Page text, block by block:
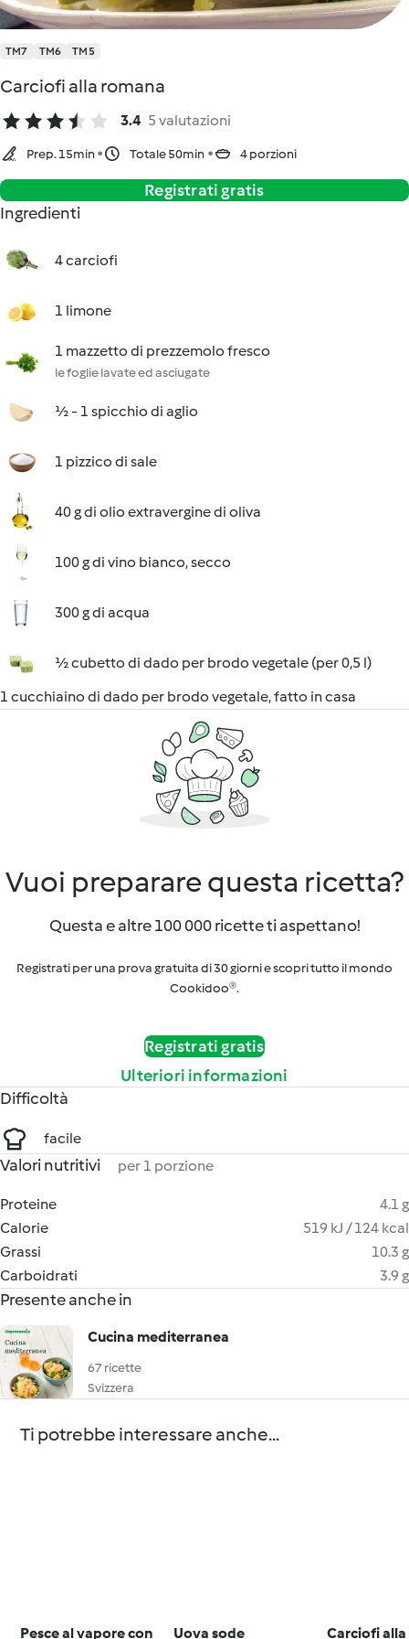
TM7 TM6 TM5
Carciofi alla romana
3.4 5 valutazioni
Prep. 15min Totale 50min 4 porzioni
Registrati gratis
Ingredienti
4 carciofi
1 limone
1 mazzetto di prezzemolo fresco
le foglie lavate ed asciugate
½ - 1 spicchio di aglio
1 pizzico di sale
40 g di olio extravergine di oliva
100 g di vino bianco, secco
300 g di acqua
½ cubetto di dado per brodo vegetale (per 0,5 l)
1 cucchiaino di dado per brodo vegetale, fatto in casa
Vuoi preparare questa ricetta?
Questa e altre 100 000 ricette ti aspettano!
Registrati per una prova gratuita di 30 giorni e scopri tutto il mondo
Cookidoo®.
Registrati gratis
Ulteriori informazioni
Difficoltà
facile
Valori nutritivi per 1 porzione
Proteine
4.1 g
Calorie
519 kJ / 124 kcal
Grassi
10.3 g
Carboidrati
3.9 g
Presente anche in
Cucina mediterranea
67 ricette
Svizzera
Ti potrebbe interessare anche...
Pesce al vapore con Uova sode Carciofi